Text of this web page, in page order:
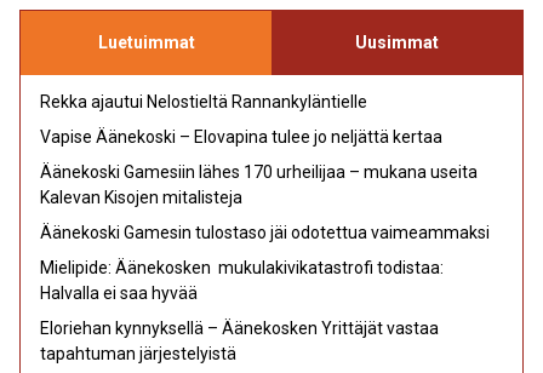
Luetuimmat Uusimmat
Rekka ajautui Nelostieltä Rannankyläntielle
Vapise Äänekoski – Elovapina tulee jo neljättä kertaa
Äänekoski Gamesiin lähes 170 urheilijaa – mukana useita
Kalevan Kisojen mitalisteja
Äänekoski Gamesin tulostaso jäi odotettua vaimeammaksi
Mielipide: Äänekosken mukulakivikatastrofi todistaa:
Halvalla ei saa hyvää
Eloriehan kynnyksellä – Äänekosken Yrittäjät vastaa
tapahtuman järjestelyistä